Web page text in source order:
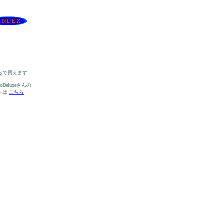
で買えます
さんの
は こちら